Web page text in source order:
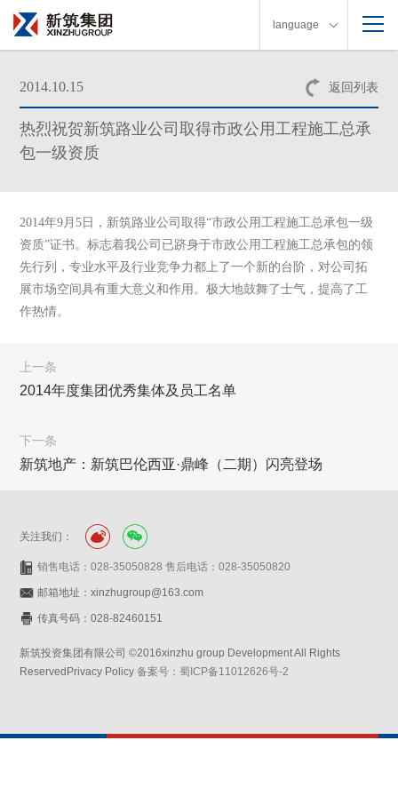
language
返回列表
2014.10.15
热烈祝贺新筑路业公司取得市政公用工程施工总承
包一级资质
2014年9月5日，新筑路业公司取得“市政公用工程施工总承包一级
资质”证书。标志着我公司已跻身于市政公用工程施工总承包的领
先行列，专业水平及行业竞争力都上了一个新的台阶，对公司拓
展市场空间具有重大意义和作用。极大地鼓舞了士气，提高了工
作热情。
上一条
2014年度集团优秀集体及员工名单
下一条
新筑地产：新筑巴伦西亚·鼎峰（二期）闪亮登场
关注我们：
销售电话：028-35050828 售后电话：028-35050820
邮箱地址：xinzhugroup@163.com
传真号码：028-82460151
新筑投资集团有限公司 ©2016xinzhu group Development All Rights
ReservedPrivacy Policy备案号：蜀ICP备11012626号-2